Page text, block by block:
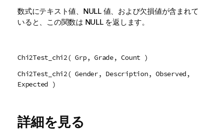
数式にテキスト値、 NULL値、および欠損値が含まれて
いると、この関数は NULLを返します。
Chi2Test_chi2( Grp, Grade, Count )
Chi2Test_chi2( Gender, Description, Observed,
Expected )
詳細を見る